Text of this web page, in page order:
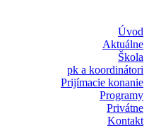
Úvod
Aktuálne
Škola
pk a koordinátori
Prijímacie konanie
Programy
Privátne
Kontakt